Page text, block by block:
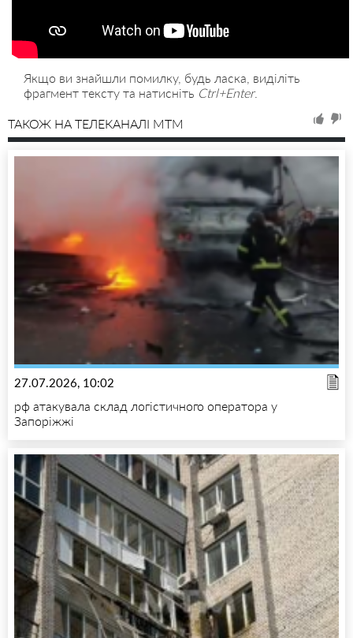
Якщо ви знайшли помилку, будь ласка, виділіть
фрагмент тексту та натисніть Ctrl+Enter.
ТАКОЖ НА ТЕЛЕКАНАЛІ MTM
27.07.2026, 10:02
рф атакувала склад логістичного оператора у
Запоріжжі